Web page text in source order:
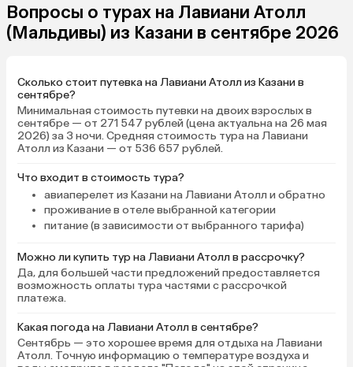
Вопросы о турах на Лавиани Атолл
(Мальдивы) из Казани в сентябре 2026
Сколько стоит путевка на Лавиани Атолл из Казани в
сентябре?
Минимальная стоимость путевки на двоих взрослых в
сентябре — от 271 547 рублей (цена актуальна на 26 мая
2026) за 3 ночи. Средняя стоимость тура на Лавиани
Атолл из Казани — от 536 657 рублей.
Что входит в стоимость тура?
авиаперелет из Казани на Лавиани Атолл и обратно
проживание в отеле выбранной категории
питание (в зависимости от выбранного тарифа)
Можно ли купить тур на Лавиани Атолл в рассрочку?
Да, для большей части предложений предоставляется
возможность оплаты тура частями с рассрочкой
платежа.
Какая погода на Лавиани Атолл в сентябре?
Сентябрь — это хорошее время для отдыха на Лавиани
Атолл. Точную информацию о температуре воздуха и